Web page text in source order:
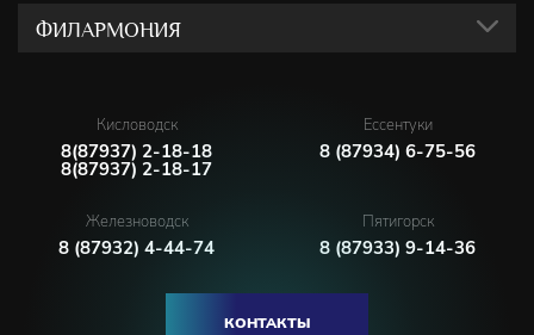
ФИЛАРМОНИЯ
Кисловодск
8(87937) 2-18-18
8(87937) 2-18-17
Ессентуки
8 (87934) 6-75-56
Железноводск
8 (87932) 4-44-74
Пятигорск
8 (87933) 9-14-36
КОНТАКТЫ